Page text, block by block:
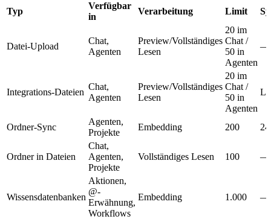
Typ
Verfügbar
in
Verarbeitung Limit
Datei-Upload
Chat,
Agenten
Preview/Vollständiges
Lesen
20 im
Chat /
50 in
Agenten
—
Integrations-Dateien
Chat,
Agenten
Preview/Vollständiges
Lesen
20 im
Chat /
50 in
Agenten
Ordner-Sync
Agenten,
Projekte
Embedding 200
Ordner in Dateien
Chat,
Agenten,
Projekte
Vollständiges Lesen 100 —
Wissensdatenbanken
Aktionen,
@-
Erwähnung,
Workflows
Embedding 1.000 —